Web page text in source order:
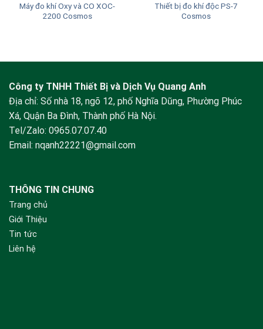
Máy đo khí Oxy và CO XOC-
2200 Cosmos
Thiết bị đo khí độc PS-7
Cosmos
Công ty TNHH Thiết Bị và Dịch Vụ Quang Anh
Địa chỉ: Số nhà 18, ngõ 12, phố Nghĩa Dũng, Phường Phúc
Xá, Quận Ba Đình, Thành phố Hà Nội.
Tel/Zalo: 0965.07.07.40
Email: nqanh22221@gmail.com
THÔNG TIN CHUNG
Trang chủ
Giới Thiệu
Tin tức
Liên hệ